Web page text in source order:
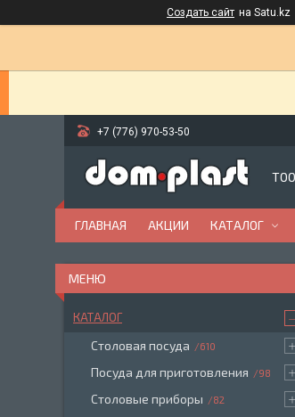
Создать сайт на Satu.kz
+7 (776) 970-53-50
ГЛАВНАЯ АКЦИИ КАТАЛОГ
КАТАЛОГ
Столовая посуда 610
Посуда для приготовления 98
Столовые приборы 82